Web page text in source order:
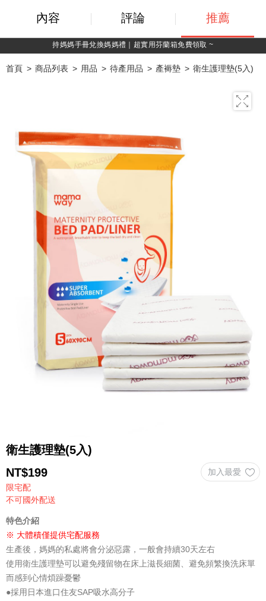
綁定LINE好友，500購物金立即折！
首頁 商品列表 用品 待產用品 產褥墊 衛生護理墊(5入)
衛生護理墊(5入)
NT$199
限宅配
不可國外配送
特色介紹
※ 大體積僅提供宅配服務
生產後，媽媽的私處將會分泌惡露，一般會持續30天左右
使用衛生護理墊可以避免殘留物在床上滋長細菌、避免頻繁換洗床單
而感到心情煩躁憂鬱
●採用日本進口住友SAP吸水高分子
內容 評論 推薦